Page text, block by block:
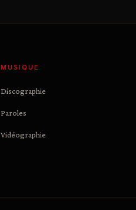
MUSIQUE
Discographie
Paroles
Vidéographie